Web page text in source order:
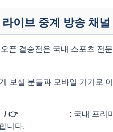
이브 중계 방송 채널
픈 결승전은 국내 스포츠 전
보실 분들과 모바일 기기로
/ 👉 : 국내 프리
니다.